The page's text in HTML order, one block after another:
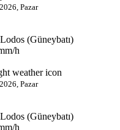
Pazar
(Güneybatı)
h
Pazar
(Güneybatı)
h